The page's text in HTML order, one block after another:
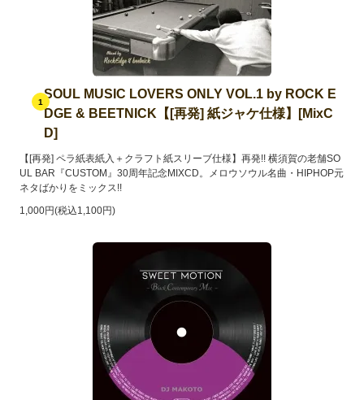
1
SOUL MUSIC LOVERS ONLY VOL.1 by ROCK E
DGE & BEETNICK【[再発] 紙ジャケ仕様】[MixC
D]
【[再発] ペラ紙表紙入＋クラフト紙スリーブ仕様】再発!! 横須賀の老舗SO
UL BAR『CUSTOM』30周年記念MIXCD。メロウソウル名曲・HIPHOP元
ネタばかりをミックス!!
1,000円(税込1,100円)